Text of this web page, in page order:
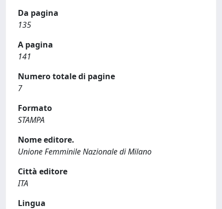
Da pagina
135
A pagina
141
Numero totale di pagine
7
Formato
STAMPA
Nome editore.
Unione Femminile Nazionale di Milano
Città editore
ITA
Lingua